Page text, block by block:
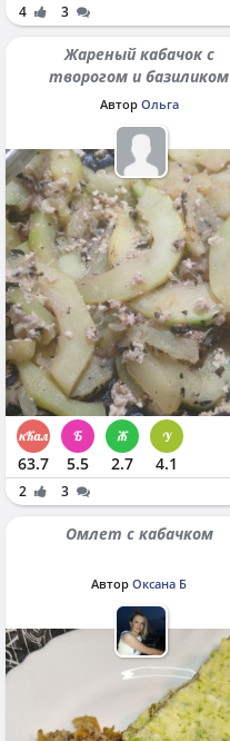
4 3
Жареный кабачок с
творогом и базиликом
Автор Ольга
63.7 5.5 2.7 4.1
2 3
Омлет с кабачком
Автор Оксана Б